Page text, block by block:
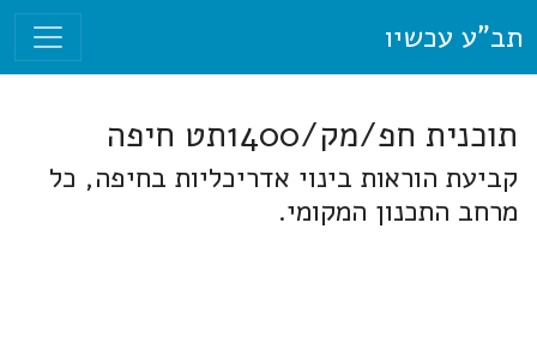
תב"ע עכשיו
תוכנית חפ/מק/1400תט חיפה
קביעת הוראות בינוי אדריכליות בחיפה, כל
מרחב התכנון המקומי.